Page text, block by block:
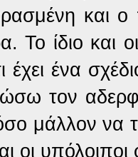
και
Το ίδιο και
έχει ένα
τον
μάλλον να
οι